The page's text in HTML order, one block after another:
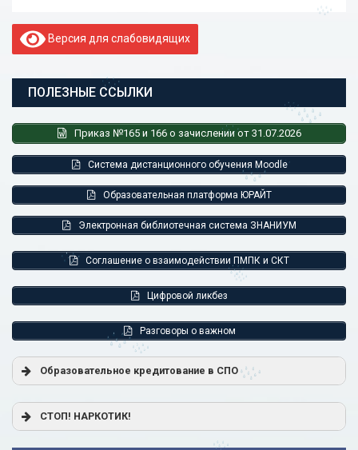
Версия для слабовидящих
ПОЛЕЗНЫЕ ССЫЛКИ
Приказ №165 и 166 о зачислении от 31.07.2026
Система дистанционного обучения Moodle
Образовательная платформа ЮРАЙТ
Электронная библиотечная система ЗНАНИУМ
Соглашение о взаимодействии ПМПК и СКТ
Цифровой ликбез
Разговоры о важном
Образовательное кредитование в СПО
Постановление Правительства РФ от 17.11.2025 г. № 1824
«О государственной поддержке образовательного
кредитования»
СТОП! НАРКОТИК!